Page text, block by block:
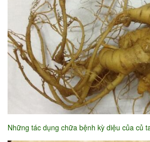
Những tác dụng chữa bệnh kỳ diệu của củ